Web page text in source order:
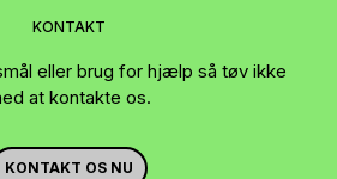
KONTAKT
eller brug for hjælp så tøv ikke
at kontakte os.
KONTAKT OS NU